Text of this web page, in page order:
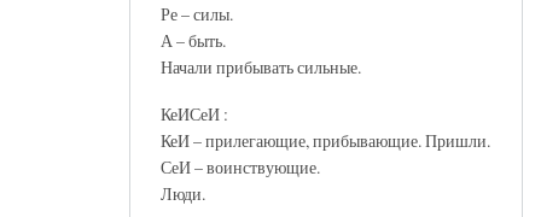
Ре – силы.
А – быть.
Начали прибывать сильные.
КеИСеИ :
КеИ – прилегающие, прибывающие. Пришли.
СеИ – воинствующие.
Люди.